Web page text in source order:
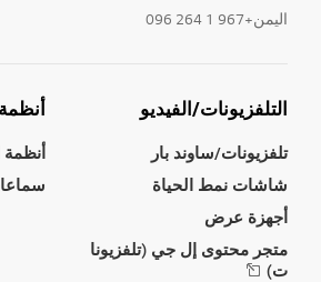
اليمن+967 1 264 096
التلفزيونات/الفيديو
تلفزيونات/ساوند بار
شاشات نمط الحياة
أجهزة عرض
متجر محتوى إل جي (تلفزيونا
ت)